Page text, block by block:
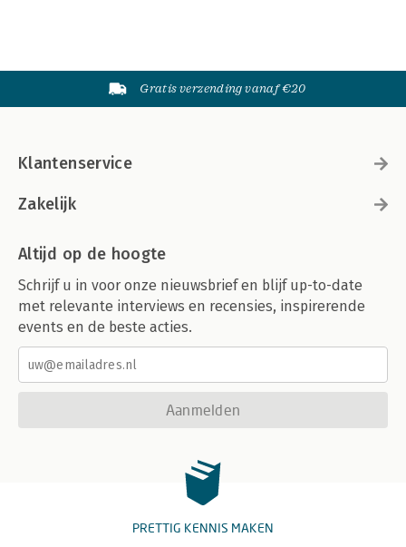
Gratis verzending vanaf €20
Klantenservice
Zakelijk
Altijd op de hoogte
Schrijf u in voor onze nieuwsbrief en blijf up-to-date
met relevante interviews en recensies, inspirerende
events en de beste acties.
Aanmelden
PRETTIG KENNIS MAKEN